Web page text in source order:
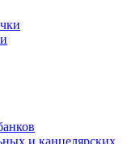
и канцелярских